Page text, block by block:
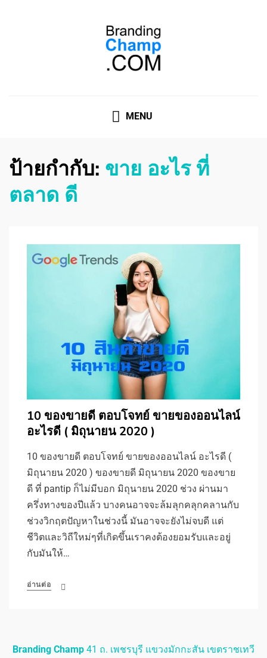
MENU
ป้ายกำกับ: ขาย อะไร ที่
ตลาด ดี
10 ของขายดี ตอบโจทย์ ขายของออนไลน์
อะไรดี ( มิถุนายน 2020 )
10 ของขายดี ตอบโจทย์ ขายของออนไลน์ อะไรดี (
มิถุนายน 2020 ) ของขายดี มิถุนายน 2020 ของขาย
ดี ที่ pantip ก็ไม่มีบอก มิถุนายน 2020 ช่วง ผ่านมา
ครึ่งทางของปีแล้ว บางคนอาจจะล้มลุกคลุกคลานกับ
ช่วงวิกฤตปัญหาในช่วงนี้ มันอาจจะยังไม่จบดี แต่
ชีวิตและวิถีใหม่ๆที่เกิดขึ้นเราคงต้องยอมรับและอยู่
กับมันให้…
อ่านต่อ
Branding Champ 41 ถ. เพชรบุรี แขวงมักกะสัน เขตราชเทวี